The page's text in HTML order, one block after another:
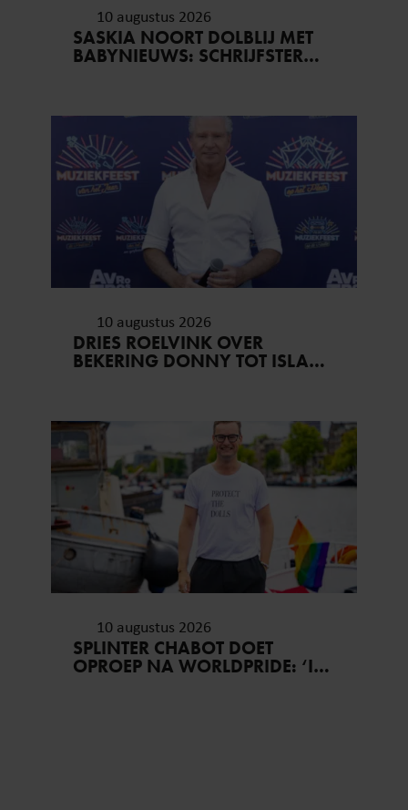
partners kunnen deze gegevens combineren met andere
informatie die u aan ze heeft verstrekt of die ze hebben
verzameld op basis van uw gebruik van hun services. U
10 augustus 2026
SASKIA NOORT DOLBLIJ MET
BABYNIEUWS: SCHRIJFSTER
10 augustus 2026
DRIES ROELVINK OVER
BEKERING DONNY TOT ISLAM:
10 augustus 2026
SPLINTER CHABOT DOET
OPROEP NA WORLDPRIDE: ‘IK